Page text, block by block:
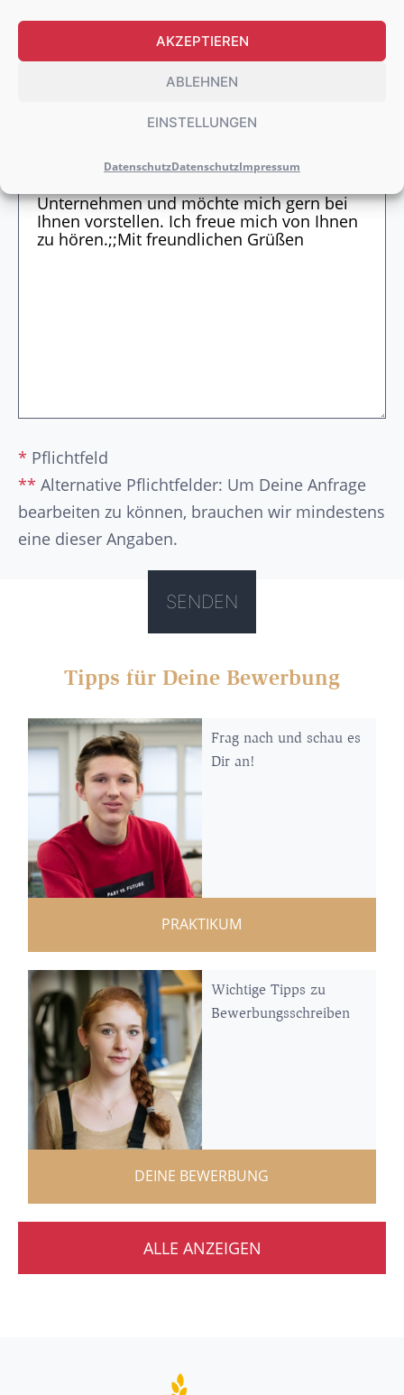
AKZEPTIEREN
ABLEHNEN
EINSTELLUNGEN
DatenschutzDatenschutzImpressum
WEITERE DOKUMENTE HOCHLADEN
* Pflichtfeld
** Alternative Pflichtfelder: Um Deine Anfrage
bearbeiten zu können, brauchen wir mindestens
eine dieser Angaben.
Tipps für Deine Bewerbung
Frag nach und schau es
Dir an!
PRAKTIKUM
Wichtige Tipps zu
Bewerbungsschreiben
DEINE BEWERBUNG
ALLE ANZEIGEN